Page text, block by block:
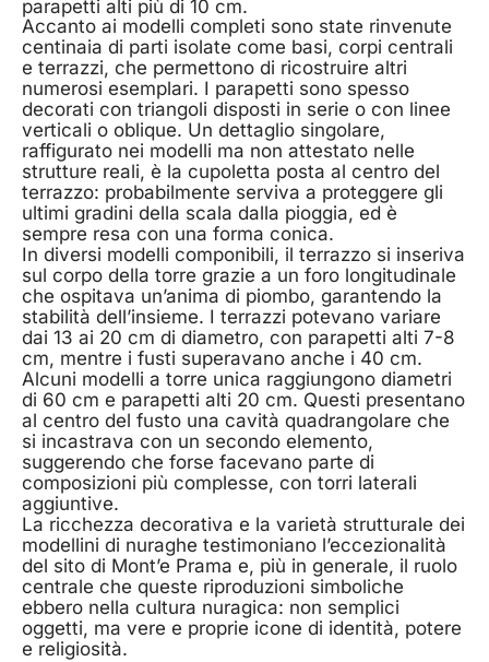
parapetti alti più di 10 cm.
Accanto ai modelli completi sono state rinvenute
centinaia di parti isolate come basi, corpi centrali
e terrazzi, che permettono di ricostruire altri
numerosi esemplari. I parapetti sono spesso
decorati con triangoli disposti in serie o con linee
verticali o oblique. Un dettaglio singolare,
raffigurato nei modelli ma non attestato nelle
strutture reali, è la cupoletta posta al centro del
terrazzo: probabilmente serviva a proteggere gli
ultimi gradini della scala dalla pioggia, ed è
sempre resa con una forma conica.
In diversi modelli componibili, il terrazzo si inseriva
sul corpo della torre grazie a un foro longitudinale
che ospitava un’anima di piombo, garantendo la
stabilità dell’insieme. I terrazzi potevano variare
dai 13 ai 20 cm di diametro, con parapetti alti 7-8
cm, mentre i fusti superavano anche i 40 cm.
Alcuni modelli a torre unica raggiungono diametri
di 60 cm e parapetti alti 20 cm. Questi presentano
al centro del fusto una cavità quadrangolare che
si incastrava con un secondo elemento,
suggerendo che forse facevano parte di
composizioni più complesse, con torri laterali
aggiuntive.
La ricchezza decorativa e la varietà strutturale dei
modellini di nuraghe testimoniano l’eccezionalità
del sito di Mont’e Prama e, più in generale, il ruolo
centrale che queste riproduzioni simboliche
ebbero nella cultura nuragica: non semplici
oggetti, ma vere e proprie icone di identità, potere
e religiosità.